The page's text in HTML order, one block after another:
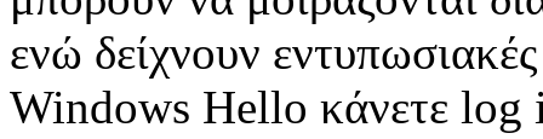
ενώ δείχνουν
Windows Hello κάνετε log